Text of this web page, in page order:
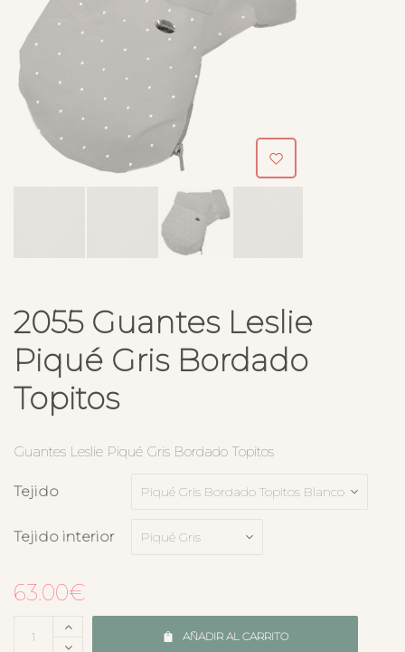
2055 Guantes Leslie
Piqué Gris Bordado
Topitos
Guantes Leslie Piqué Gris Bordado Topitos
Tejido
Tejido interior
63.00€
AÑADIR AL CARRITO